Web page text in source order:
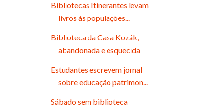
Bibliotecas Itinerantes levam
livros às populações...
Biblioteca da Casa Kozák,
abandonada e esquecida
Estudantes escrevem jornal
sobre educação patrimon...
Sábado sem biblioteca